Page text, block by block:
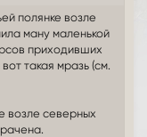
полянке возле
ману маленькой
приходивших
такая мразь (см.
возле северных